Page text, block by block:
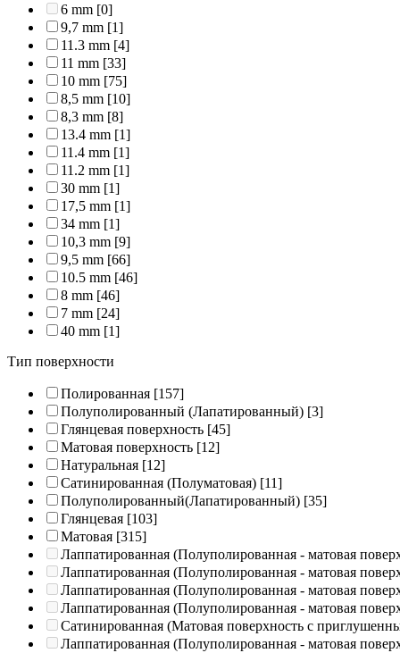
6 mm [0]
9,7 mm [1]
11.3 mm [4]
11 mm [33]
10 mm [75]
8,5 mm [10]
8,3 mm [8]
13.4 mm [1]
11.4 mm [1]
11.2 mm [1]
30 mm [1]
17,5 mm [1]
34 mm [1]
10,3 mm [9]
9,5 mm [66]
10.5 mm [46]
8 mm [46]
7 mm [24]
40 mm [1]
Тип поверхности
Полированная [157]
Полуполированный (Лапатированный) [3]
Глянцевая поверхность [45]
Матовая поверхность [12]
Натуральная [12]
Сатинированная (Полуматовая) [11]
Полуполированный(Лапатированный) [35]
Глянцевая [103]
Матовая [315]
Лаппатированная (Полуполированная - матовая
Лаппатированная (Полуполированная - матовая
Лаппатированная (Полуполированная - матовая
Лаппатированная (Полуполированная - матовая
Сатинированная (Матовая поверхность с
Лаппатированная (Полуполированная - матовая